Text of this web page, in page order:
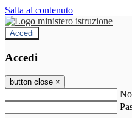
Salta al contenuto
Accedi
Accedi
button close ×